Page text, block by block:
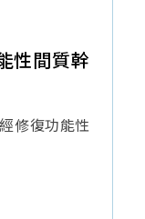
性間質幹
修復功能性